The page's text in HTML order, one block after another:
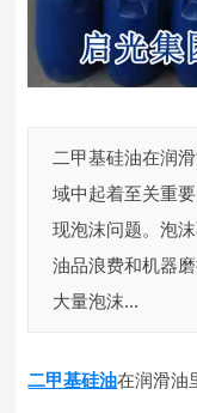
二甲基硅油在润
域中起着至关重
现泡沫问题。泡
油品浪费和机器
大量泡沫...
二甲基硅油在润滑油